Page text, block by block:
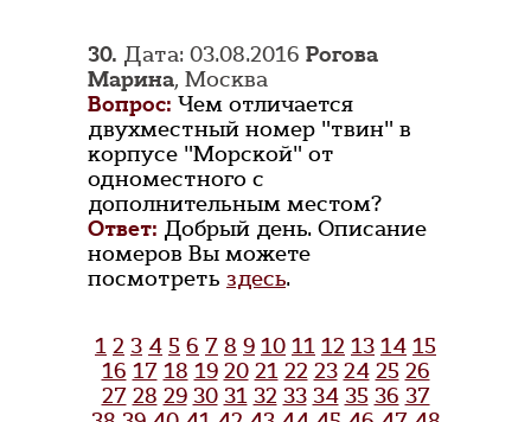
30. Дата: 03.08.2016 Рогова
Марина, Москва
Вопрос: Чем отличается
двухместный номер "твин" в
корпусе "Морской" от
одноместного с
дополнительным местом?
Ответ: Добрый день. Описание
номеров Вы можете
посмотреть здесь.
1 2 3 4 5 6 7 8 9 10 11 12 13 14 15
16 17 18 19 20 21 22 23 24 25 26
27 28 29 30 31 32 33 34 35 36 37